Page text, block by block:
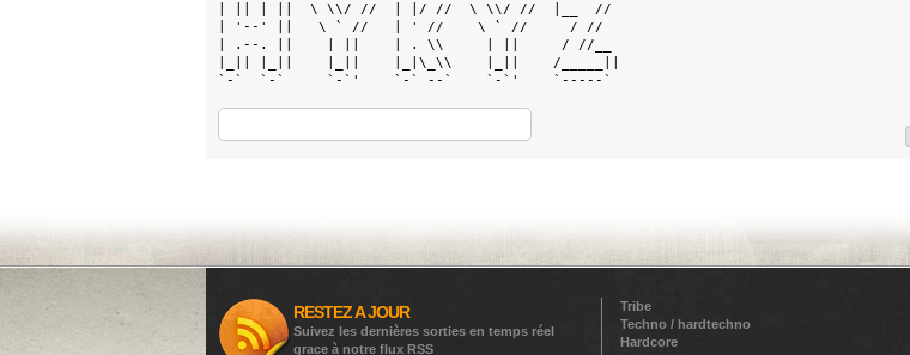
| || | ||  \ \\/ //  | |/ //  \ \\/ //  |__  //
| '--' ||   \ ` //   | ' //    \ ` //     / //
| .--. ||    | ||    | . \\     | ||     / //__
|_|| |_||    |_||    |_|\_\\    |_||    /_____||
`-`  `-`     `-`'    `-` --`    `-`'    `-----`
RESTEZ A JOUR
Suivez les dernières sorties en temps réel
grace à notre flux RSS
Tribe
Techno / hardtechno
Hardcore